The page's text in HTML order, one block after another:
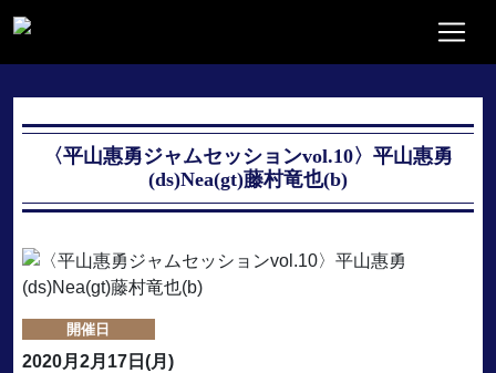
〈平山惠勇ジャムセッションvol.10〉平山惠勇
(ds)Nea(gt)藤村竜也(b)
開催日
2020月2月17日(月)